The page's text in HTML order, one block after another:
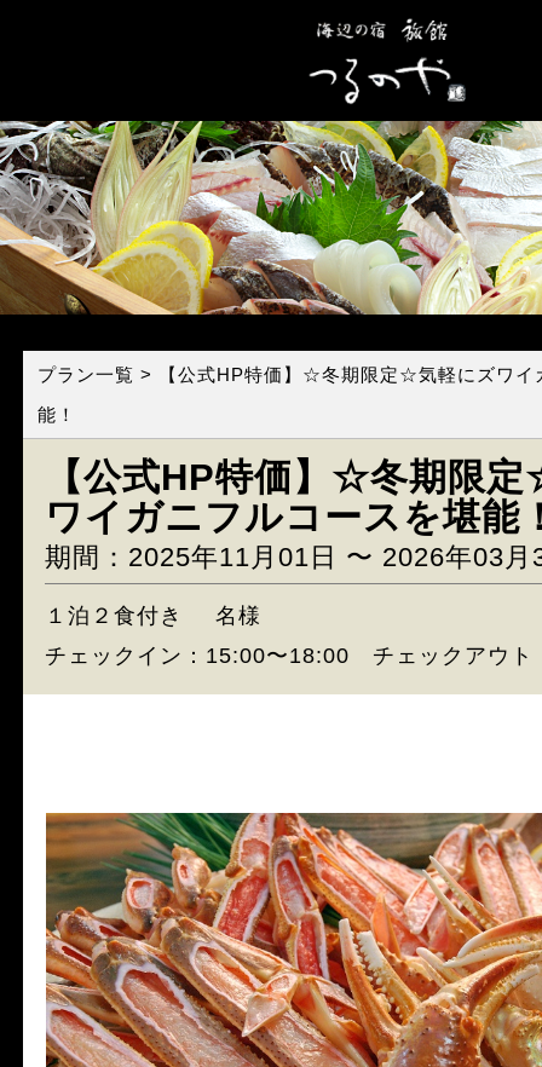
プラン一覧 > 【公式HP特価】☆冬期限定☆気軽にズワイ
能！
【公式HP特価】☆冬期限
ワイガニフルコースを堪能
期間：2025年11月01日 〜 2026年03月
１泊２食付き
名様
チェックイン：15:00〜18:00 チェックアウト